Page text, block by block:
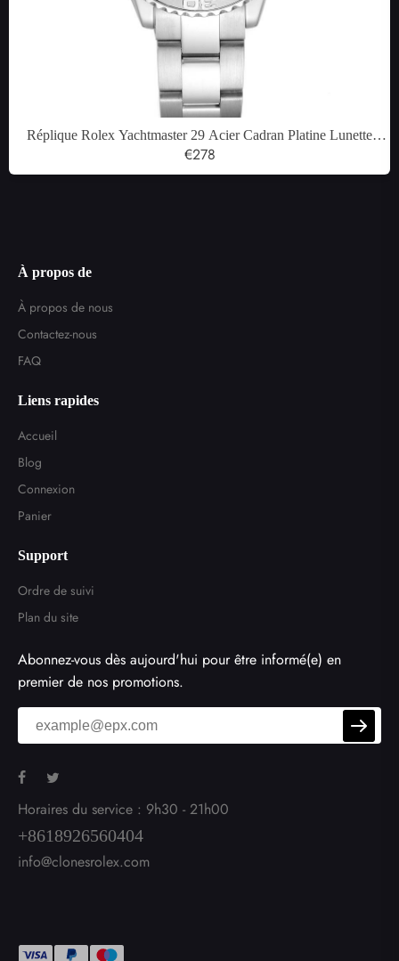
Réplique Rolex Yachtmaster 29 Acier Cadran Platine Lunette
Dames Montre 169622
€278
À propos de
À propos de nous
Contactez-nous
FAQ
Liens rapides
Accueil
Blog
Connexion
Panier
Support
Ordre de suivi
Plan du site
Abonnez-vous dès aujourd'hui pour être informé(e) en
premier de nos promotions.
Horaires du service : 9h30 - 21h00
+8618926560404
info@clonesrolex.com